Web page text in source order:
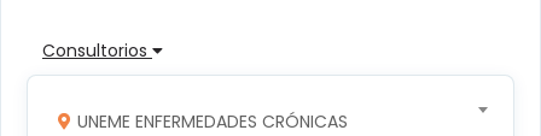
Consultorios
UNEME ENFERMEDADES CRÓNICAS